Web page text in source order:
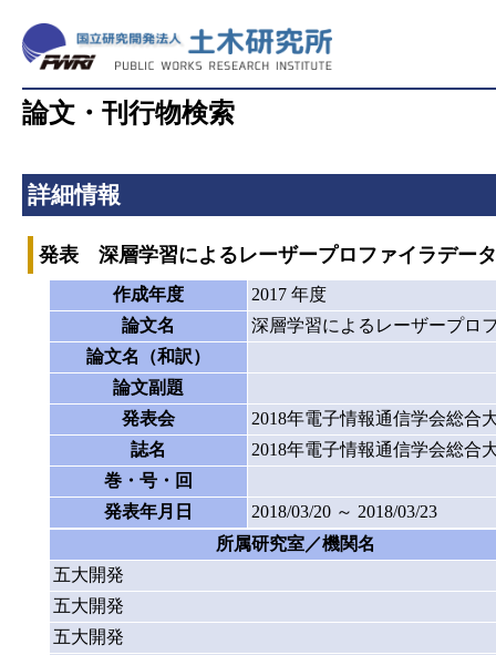
論文・刊行物検索
詳細情報
発表 深層学習によるレーザープロファイラデー
作成年度
2017 年度
論文名
深層学習によるレーザープロ
論文名（和訳）
論文副題
発表会
2018年電子情報通信学会総合
誌名
2018年電子情報通信学会総合
巻・号・回
発表年月日
2018/03/20 ～ 2018/03/23
所属研究室／機関名
五大開発
五大開発
五大開発